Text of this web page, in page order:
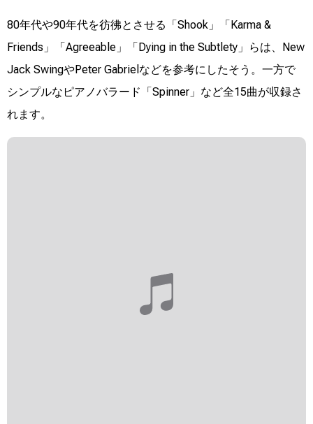
80年代や90年代を彷彿とさせる「Shook」「Karma &
Friends」「Agreeable」「Dying in the Subtlety」らは、New
Jack SwingやPeter Gabrielなどを参考にしたそう。一方で
シンプルなピアノバラード「Spinner」など全15曲が収録さ
れます。